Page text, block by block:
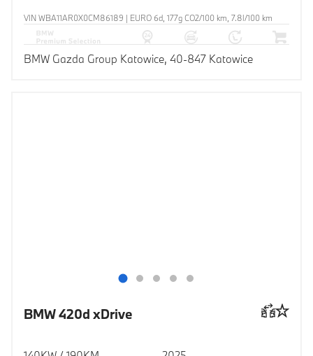
VIN WBA11AR0X0CM86189 | EURO 6d, 177g CO2/100 km, 7.8l/100 km
BMW Gazda Group Katowice, 40-847 Katowice
BMW 420d xDrive